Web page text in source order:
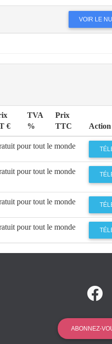
VOIR LE
€
TVA
%
Prix
TTC
Action
pour tout le monde
pour tout le monde
pour tout le monde
pour tout le monde
ABONNEZ-